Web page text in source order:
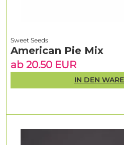
Sweet Seeds
American Pie Mix
ab 20.50 EUR
IN DEN